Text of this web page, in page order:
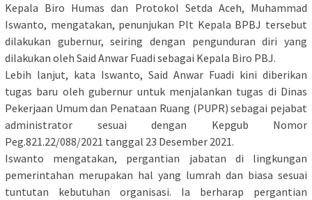
Kepala Biro Humas dan Protokol Setda Aceh, Muhammad
Iswanto, mengatakan, penunjukan Plt Kepala BPBJ tersebut
dilakukan gubernur, seiring dengan pengunduran diri yang
dilakukan oleh Said Anwar Fuadi sebagai Kepala Biro PBJ.
Lebih lanjut, kata Iswanto, Said Anwar Fuadi kini diberikan
tugas baru oleh gubernur untuk menjalankan tugas di Dinas
Pekerjaan Umum dan Penataan Ruang (PUPR) sebagai pejabat
administrator sesuai dengan Kepgub Nomor
Peg.821.22/088/2021 tanggal 23 Desember 2021.
Iswanto mengatakan, pergantian jabatan di lingkungan
pemerintahan merupakan hal yang lumrah dan biasa sesuai
tuntutan kebutuhan organisasi. Ia berharap pergantian